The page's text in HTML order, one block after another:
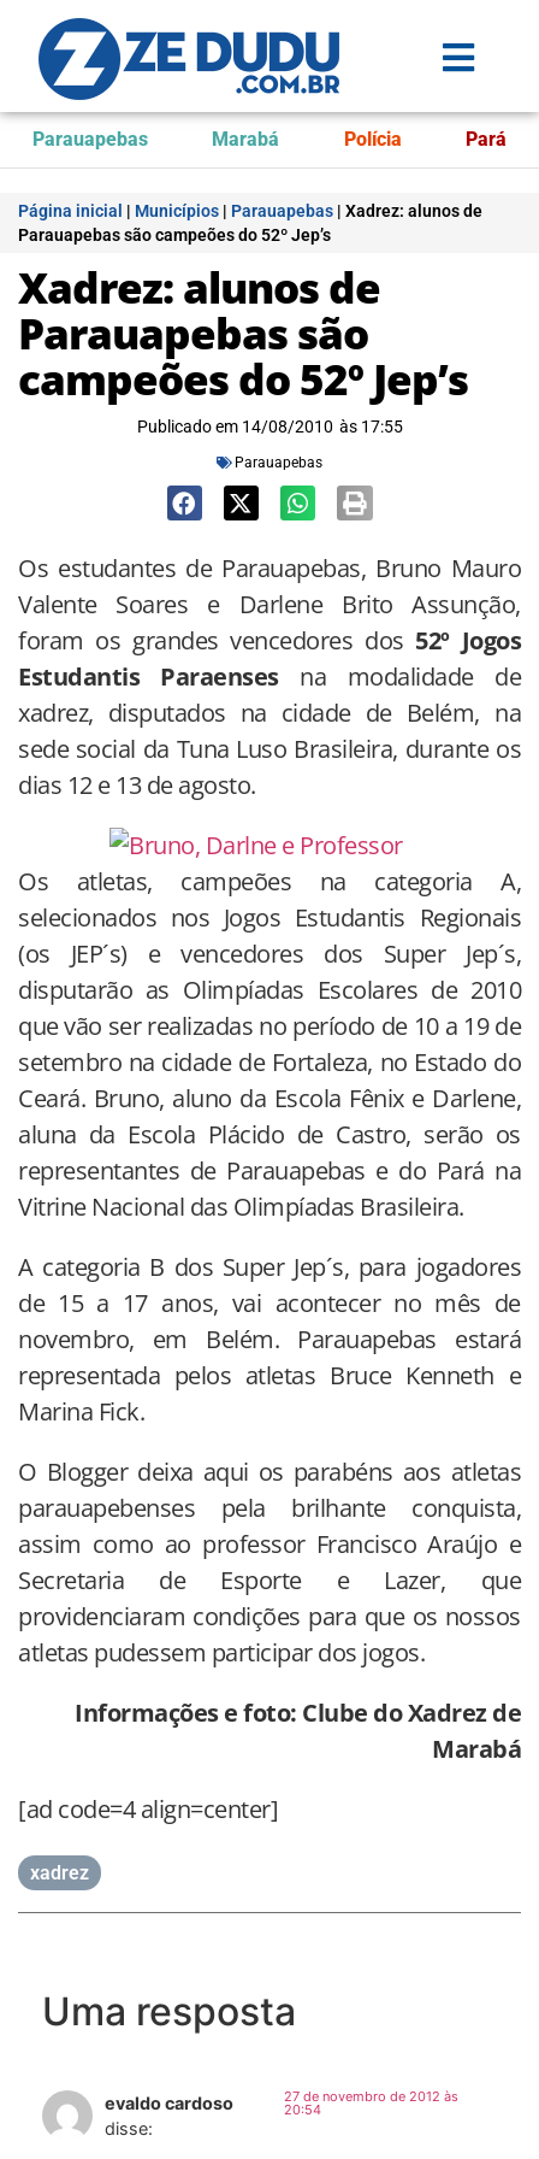
Parauapebas Marabá Polícia Pará
Página inicial | Municípios | Parauapebas | Xadrez: alunos de
Parauapebas são campeões do 52º Jep’s
Xadrez: alunos de
Parauapebas são
campeões do 52º Jep’s
Publicado em 14/08/2010 às 17:55
Parauapebas
Os estudantes de Parauapebas, Bruno Mauro
Valente Soares e Darlene Brito Assunção,
foram os grandes vencedores dos 52º Jogos
Estudantis Paraensesna modalidade de
xadrez, disputados na cidade de Belém, na
sede social da Tuna Luso Brasileira, durante os
dias 12 e 13 de agosto.
Os atletas, campeões na categoria A,
selecionados nos Jogos Estudantis Regionais
(os JEP´s) e vencedores dos Super Jep´s,
disputarão as Olimpíadas Escolares de 2010
que vão ser realizadas no período de 10 a 19 de
setembro na cidade de Fortaleza, no Estado do
Ceará. Bruno, aluno da Escola Fênix e Darlene,
aluna da Escola Plácido de Castro, serão os
representantes de Parauapebas e do Pará na
Vitrine Nacional das Olimpíadas Brasileira.
A categoria B dos Super Jep´s, para jogadores
de 15 a 17 anos, vai acontecer no mês de
novembro, em Belém. Parauapebas estará
representada pelos atletas Bruce Kenneth e
Marina Fick.
O Blogger deixa aqui os parabéns aos atletas
parauapebenses pela brilhante conquista,
assim como ao professor Francisco Araújo e
Secretaria de Esporte e Lazer, que
providenciaram condições para que os nossos
atletas pudessem participar dos jogos.
Informações e foto: Clube do Xadrez de
Marabá
[ad code=4 align=center]
xadrez
Uma resposta
evaldo cardoso
disse:
27 de novembro de 2012 às
20:54